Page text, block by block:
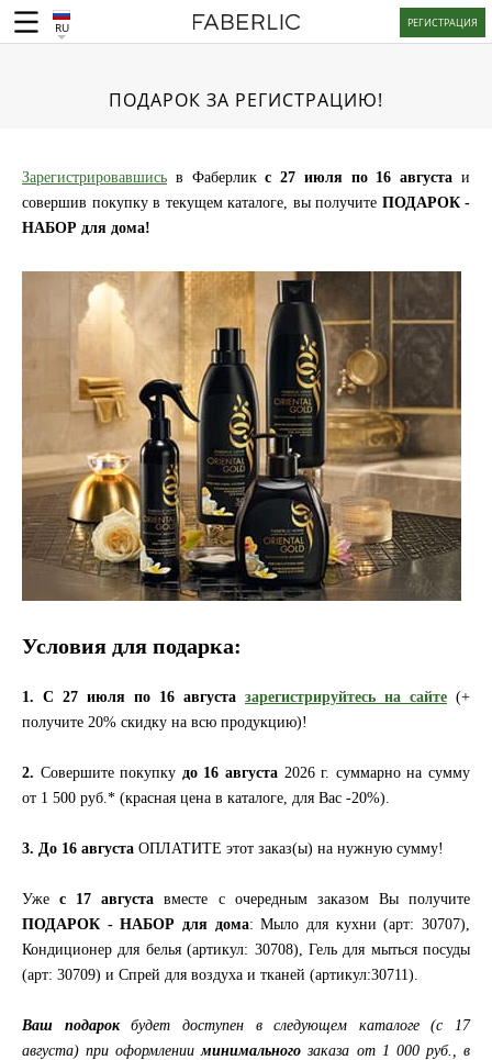
RU РЕГИСТРАЦИЯ
ПОДАРОК ЗА РЕГИСТРАЦИЮ!
Зарегистрировавшись в Фаберликc 27 июля по 16 августа и
совершив покупку в текущем каталоге, вы получите ПОДАРОК -
НАБОР для дома!
Условия для подарка:
1. С 27 июля по 16 августа зарегистрируйтесь на сайте (+
получите 20% скидку на всю продукцию)!
2. Совершите покупку до 16 августа 2026 г. суммарно на сумму
от 1 500 руб.* (красная цена в каталоге, для Вас -20%).
3. До 16 августа ОПЛАТИТЕ этот заказ(ы) на нужную сумму!
Ужес 17 августа вместе с очередным заказом Вы получите
ПОДАРОК - НАБОР для дома: Мыло для кухни (арт: 30707),
Кондиционер для белья (артикул: 30708), Гель для мыться посуды
(арт: 30709) и Спрей для воздуха и тканей (артикул:30711).
Ваш подарокбудет доступен в следующем каталоге (с 17
августа) при оформленииминимального заказа от 1 000 руб., в